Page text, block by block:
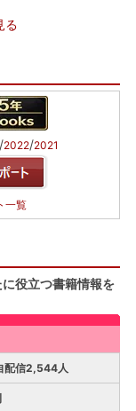
る
/2022/2021
一覧
役立つ書籍情報を
配信2,544人